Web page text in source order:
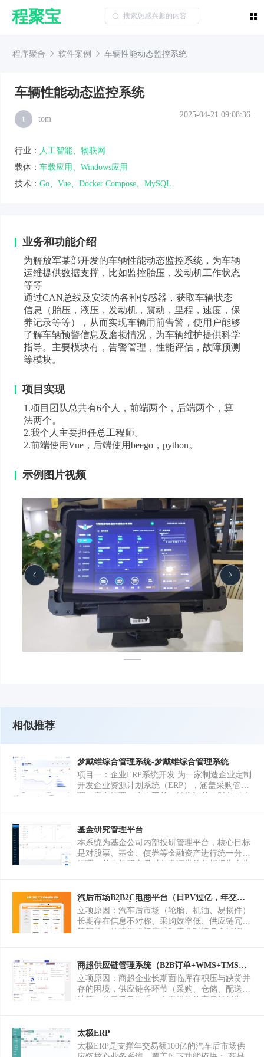
程聚宝
程序聚合 软件案例 车辆性能动态监控系统
车辆性能动态监控系统
t tom 2025-04-21 09:08:36
行业： 人工智能、物联网
载体： 车载应用、Windows应用
技术： Go、Vue、Docker Compose、MySQL
业务和功能介绍
为解放军某部开发的车辆性能动态监控系统，为车辆
运维提供数据支撑，比如监控胎压，发动机工作状态
等等
通过CAN总线及安装的各种传感器，获取车辆状态
信息（胎压，液压，发动机，震动，里程，速度，保
养记录等等），从而实现车辆用前告警，使用户能够
了解车辆预警信息及磨损情况，为车辆维护提供科学
指导。主要模块有，告警管理，性能评估，故障预测
等模块。
项目实现
1.项目团队总共有6个人，前端两个，后端两个，算
法两个。
2.我个人主要担任总工程师。
2.前端使用Vue，后端使用beego，python。
示例图片视频
相似推荐
梦戴维综合管理系统-梦戴维综合管理系统
项目一：企业ERP系统开发 为一家制造企业定制
开发企业资源计划系统（ERP），涵盖采购管
理、库存管理、生产工单、销售订单、财务对账
理后台，实现多角色权限控制及库存预警、订单
流程追踪功能。 最终交付完整可部署系统，帮助
企业将订单处理效率提升约30%。 项目二：企业
品牌官网定制开发 为多家中小企业提供品牌官网
功能。 本人负责从需求沟通、UI设计稿还原、
前后端开发到服务器部署的全部工作，确保PC端
和移动端适配。 项目三：微信小程序开发 开发
过电商购物类、服务预约类、企业展示类小程
基金研究管理平台
本系统为基金公司内部投研管理平台，核心目标
是对股票、基金、债券等金融资产进行统一分类
管理，并支持研究员对各类证券的分析报告全生
程、研报与证券关联检索等功能。通过系统化沉
淀研究数据，提升投研团队协作效率，降低信息
孤岛风险，辅助投资决策。当前系统已承载35条
核心业务规则，支持约1200份研报的在线管理，
汽后市场B2B2C电商平台（日PV过亿，年交易
额100亿）-门店帮手
立项原因：汽车后市场（轮胎、机油、易损件）
长期存在信息不对称、采购效率低、供应链冗长
等问题。传统汽修门店采购需要对接多个经销
B2B2C电商平台，同时延伸至C端车主，提供基
于LBS的保养维修服务，实现从厂商到门店到车
主的全链路数字化。 具体功能模块：平台运营端
（商品管理、订单管理、商家入驻审核、资金结
线采购、比价询价、物流跟踪、历史订单）、车
主小程序（LBS附近门店查询、保养预约、在线
下单、评价系统）。 主要功能描述：B2B端实现
商超供应链管理系统（B2B订单+WMS+TMS全
链路）
立项原因：商超企业长期面临库存积压与缺货并
存的困境，供应链各环节（采购、仓储、配送、
结算）信息孤岛严重，人工操作效率低且易出
系统涵盖商联自有业务B2B订单子系统、集配仓
仓储管理子系统（WMS）、集配仓配送管理子
系统（TMS）。 行业场景：服务40+家年销售4
太极ERP
太极ERP是支撑年交易额100亿的汽车后市场供